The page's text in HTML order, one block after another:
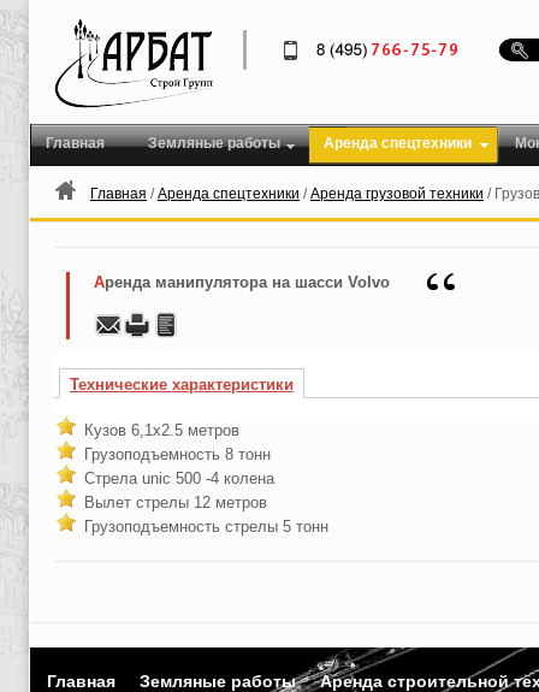
Главная Земляные работы Аренда спецтехники
Главная /Аренда спецтехники /Аренда грузовой техники /
Аренда манипулятора на шасси Volvo
Технические характеристики
Кузов 6,1х2.5 метров
Грузоподъемность 8 тонн
Стрела unic 500 -4 колена
Вылет стрелы 12 метров
Грузоподъемность стрелы 5 тонн
Главная Земляные работы Аренда строительной